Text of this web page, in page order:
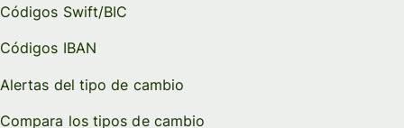
Códigos Swift/BIC
Códigos IBAN
Alertas del tipo de cambio
Compara los tipos de cambio